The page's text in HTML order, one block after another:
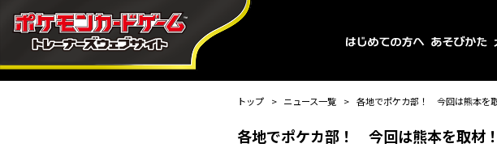
トップ ニュース一覧 各地でポケカ部！ 今回は熊本を
各地でポケカ部！ 今回は熊本を取材！